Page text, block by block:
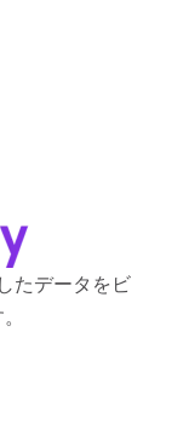
たデータをビ